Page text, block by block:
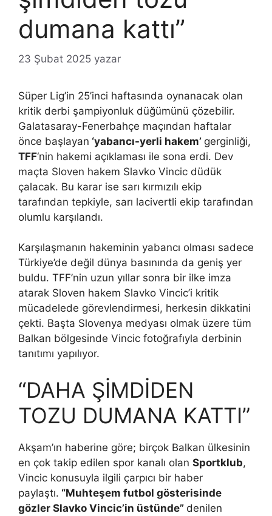
dumana kattı”
23 Şubat 2025 yazar
Süper Lig’in 25’inci haftasında oynanacak olan
kritik derbi şampiyonluk düğümünü çözebilir.
Galatasaray-Fenerbahçe maçından haftalar
önce başlayan ‘yabancı-yerli hakem’ gerginliği,
TFF‘nin hakemi açıklaması ile sona erdi. Dev
maçta Sloven hakem Slavko Vincic düdük
çalacak. Bu karar ise sarı kırmızılı ekip
tarafından tepkiyle, sarı lacivertli ekip tarafından
olumlu karşılandı.
Karşılaşmanın hakeminin yabancı olması sadece
Türkiye’de değil dünya basınında da geniş yer
buldu. TFF’nin uzun yıllar sonra bir ilke imza
atarak Sloven hakem Slavko Vincic’i kritik
mücadelede görevlendirmesi, herkesin dikkatini
çekti. Başta Slovenya medyası olmak üzere tüm
Balkan bölgesinde Vincic fotoğrafıyla derbinin
tanıtımı yapılıyor.
“DAHA ŞİMDİDEN
TOZU DUMANA KATTI”
Akşam’ın haberine göre; birçok Balkan ülkesinin
en çok takip edilen spor kanalı olan Sportklub,
Vincic konusuyla ilgili çarpıcı bir haber
paylaştı. “Muhteşem futbol gösterisinde
gözler Slavko Vincic’in üstünde” denilen